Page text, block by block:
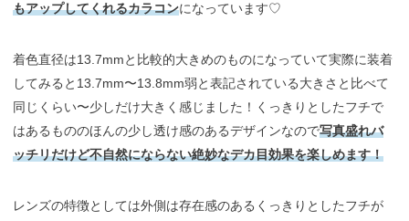
もアップしてくれるカラコンになっています♡
着色直径は13.7mmと比較的大きめのものになっていて実際に装着
してみると13.7mm〜13.8mm弱と表記されている大きさと比べて
同じくらい〜少しだけ大きく感じました！くっきりとしたフチで
はあるもののほんの少し透け感のあるデザインなので写真盛れバ
ッチリだけど不自然にならない絶妙なデカ目効果を楽しめます！
レンズの特徴としては外側は存在感のあるくっきりとしたフチが